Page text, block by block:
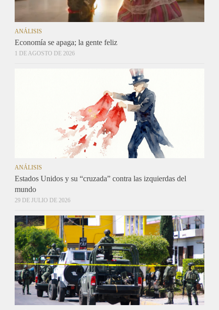
ANÁLISIS
Economía se apaga; la gente feliz
1 DE AGOSTO DE 2026
ANÁLISIS
Estados Unidos y su “cruzada” contra las izquierdas del
mundo
29 DE JULIO DE 2026